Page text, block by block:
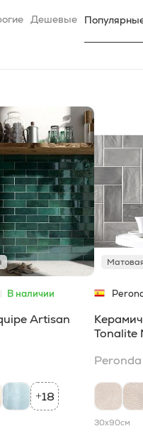
Дешевые
В наличии
Artisan
+18
Tonalite
Peronda
30x90см